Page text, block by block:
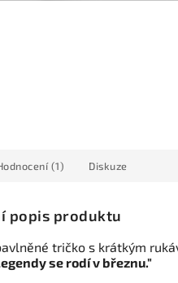
(1) Diskuze
popis produktu
tričko s krátkým
se rodí v březnu."